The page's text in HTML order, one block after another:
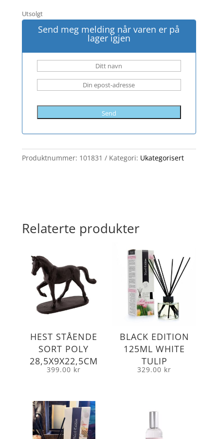
Utsolgt
Send meg melding når varen er på
lager igjen
Send
Produktnummer: 101831 Kategori: Ukategorisert
Relaterte produkter
HEST STÅENDE
SORT POLY
28,5X9X22,5CM
399.00 kr
BLACK EDITION
125ML WHITE
TULIP
329.00 kr